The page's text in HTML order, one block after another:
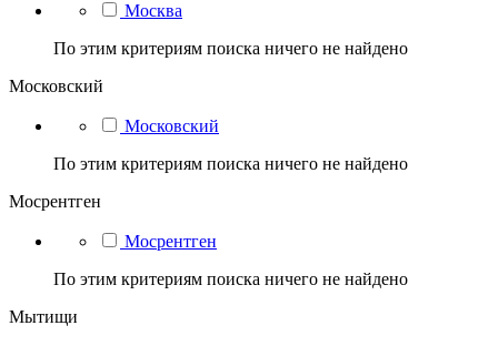
Москва
По этим критериям поиска ничего не найдено
Московский
Московский
По этим критериям поиска ничего не найдено
Мосрентген
Мосрентген
По этим критериям поиска ничего не найдено
Мытищи